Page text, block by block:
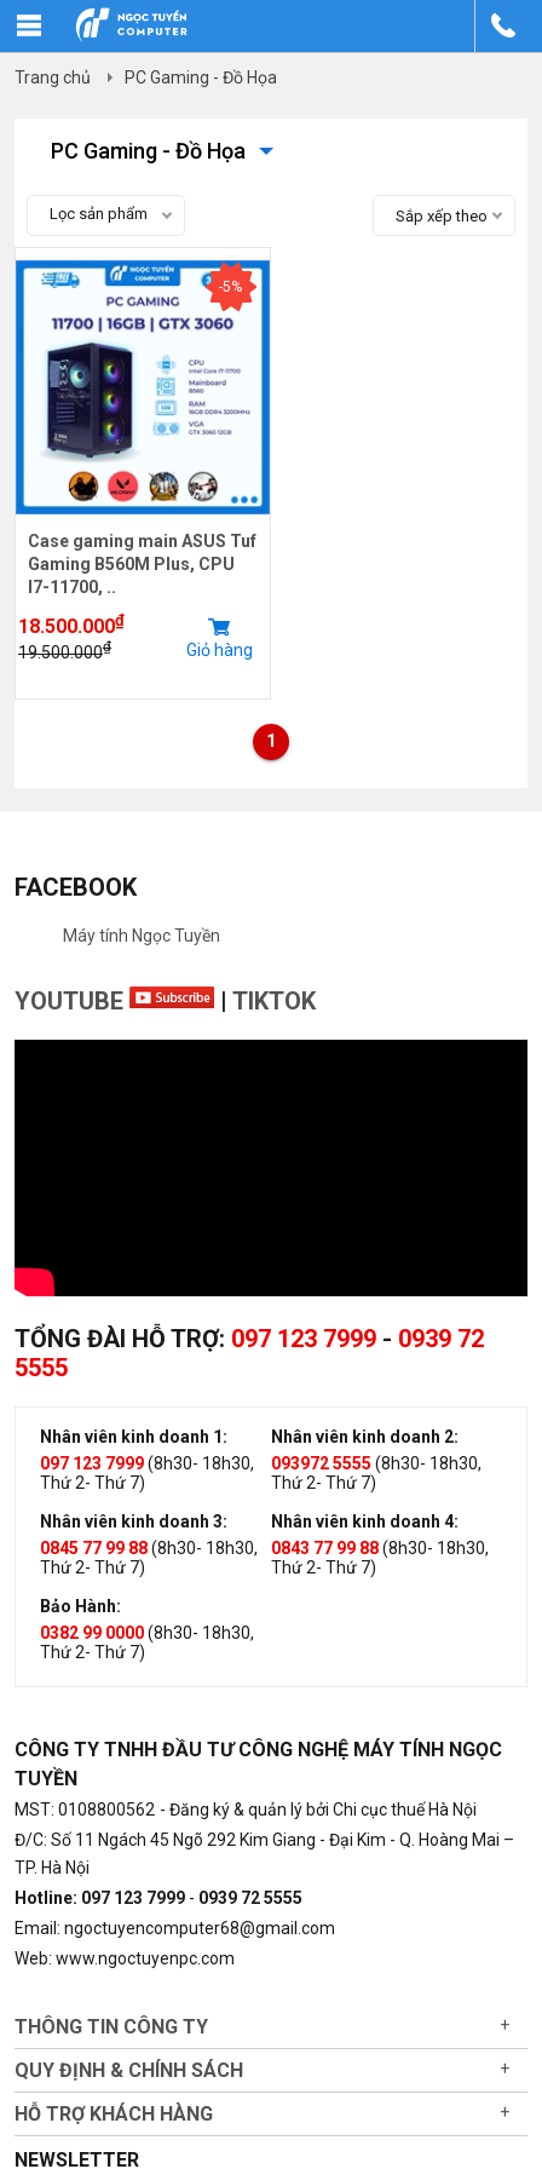
Trang chủ PC Gaming - Đồ Họa
PC Gaming - Đồ Họa
Lọc sản phẩm Sắp xếp theo
-5%
Case gaming main ASUS Tuf
Gaming B560M Plus, CPU
I7-11700, ..
18.500.000₫
19.500.000₫ Giỏ hàng
1
FACEBOOK
Máy tính Ngọc Tuyền
YOUTUBE | TIKTOK
TỔNG ĐÀI HỖ TRỢ: 097 123 7999 - 0939 72
5555
Nhân viên kinh doanh 1:
097 123 7999(8h30- 18h30,
Thứ 2- Thứ 7)
Nhân viên kinh doanh 2:
093972 5555 (8h30- 18h30,
Thứ 2- Thứ 7)
Nhân viên kinh doanh 3:
0845 77 99 88(8h30- 18h30,
Thứ 2- Thứ 7)
Nhân viên kinh doanh 4:
0843 77 99 88(8h30- 18h30,
Thứ 2- Thứ 7)
Bảo Hành:
0382 99 0000(8h30- 18h30,
Thứ 2- Thứ 7)
CÔNG TY TNHH ĐẦU TƯ CÔNG NGHỆ MÁY TÍNH NGỌC
TUYỀN
MST: 0108800562 - Đăng ký & quản lý bởi Chi cục thuế Hà Nội
Đ/C: Số 11 Ngách 45 Ngõ 292 Kim Giang - Đại Kim - Q. Hoàng Mai –
TP. Hà Nội
Hotline: 097 123 7999 - 0939 72 5555
Email: ngoctuyencomputer68@gmail.com
Web: www.ngoctuyenpc.com
THÔNG TIN CÔNG TY +
QUY ĐỊNH & CHÍNH SÁCH +
HỖ TRỢ KHÁCH HÀNG +
NEWSLETTER